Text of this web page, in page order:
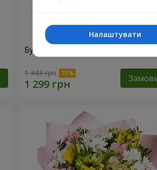
Букет "Сонечко моє"
1 443 грн
Налаштувати